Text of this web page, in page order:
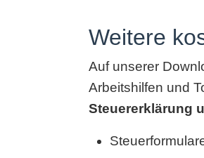
Weitere
Auf unserer
Arbeitshilfen und
Steuererklärung